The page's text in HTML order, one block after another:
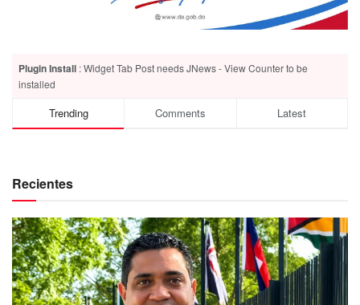
Plugin Install : Widget Tab Post needs JNews - View Counter to be
installed
Trending Comments Latest
Recientes